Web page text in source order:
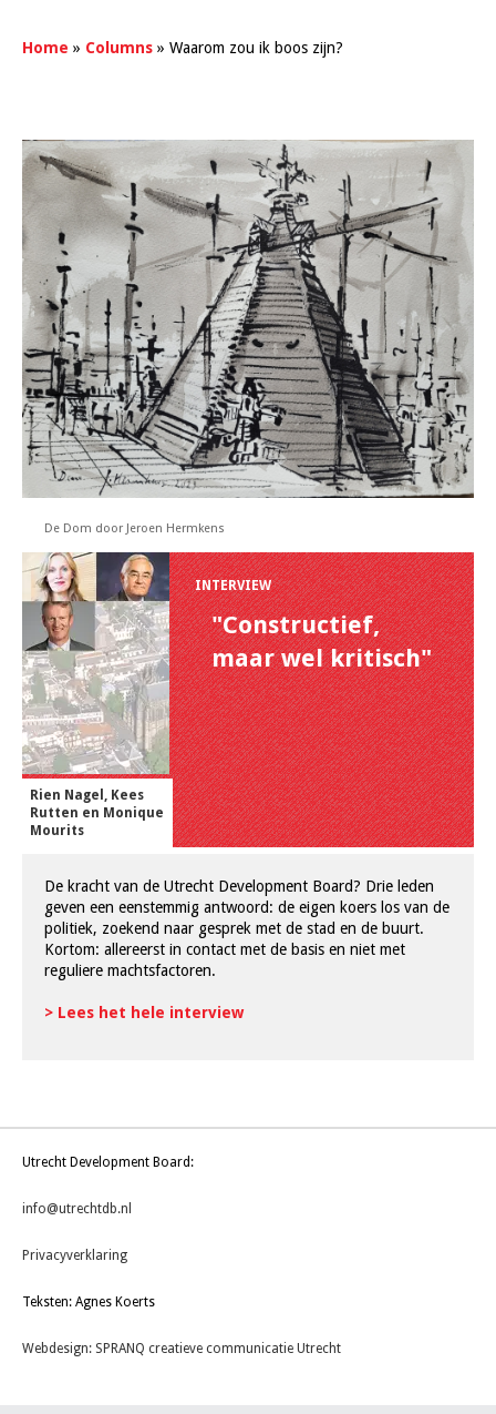
Home » Columns » Waarom zou ik boos zijn?
De Dom door Jeroen Hermkens
Rien Nagel, Kees
Rutten en Monique
Mourits
INTERVIEW
"Constructief,
maar wel kritisch"
De kracht van de Utrecht Development Board? Drie leden
geven een eenstemmig antwoord: de eigen koers los van de
politiek, zoekend naar gesprek met de stad en de buurt.
Kortom: allereerst in contact met de basis en niet met
reguliere machtsfactoren.
> Lees het hele interview
Utrecht Development Board:
info@utrechtdb.nl
Privacyverklaring
Teksten: Agnes Koerts
Webdesign: SPRANQ creatieve communicatie Utrecht